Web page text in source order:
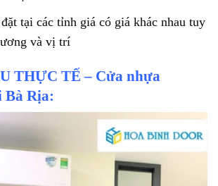
tại các tỉnh giá có giá khác nhau tuy
và vị trí
THỰC TẾ – Cửa nhựa
Bà Rịa: